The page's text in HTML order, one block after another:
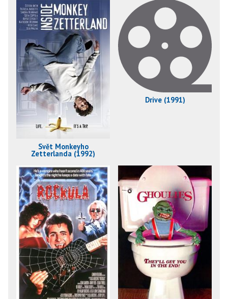
Svět Monkeyho
Zetterlanda (1992)
Drive (1991)